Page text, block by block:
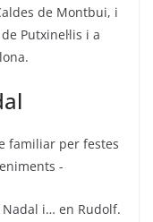
de Montbui, i
Putxinel·lis i a
i… en Rudolf.